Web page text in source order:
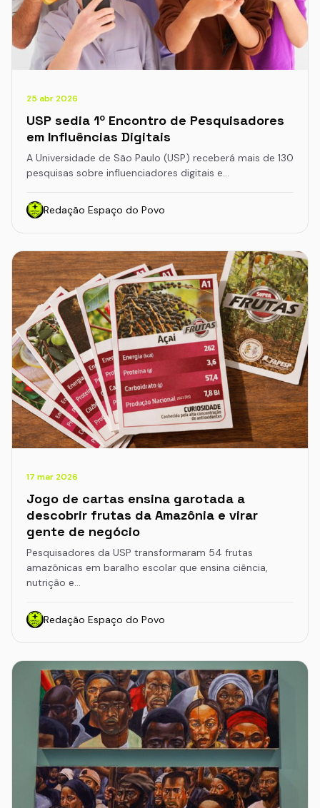
25 abr 2026
USP sedia 1º Encontro de Pesquisadores
em Influências Digitais
A Universidade de São Paulo (USP) receberá mais de 130
pesquisas sobre influenciadores digitais e…
Redação Espaço do Povo
17 mar 2026
Jogo de cartas ensina garotada a
descobrir frutas da Amazônia e virar
gente de negócio
Pesquisadores da USP transformaram 54 frutas
amazônicas em baralho escolar que ensina ciência,
nutrição e…
Redação Espaço do Povo